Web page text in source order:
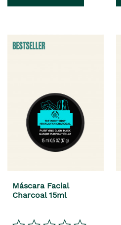
Máscara Facial
Charcoal 15ml